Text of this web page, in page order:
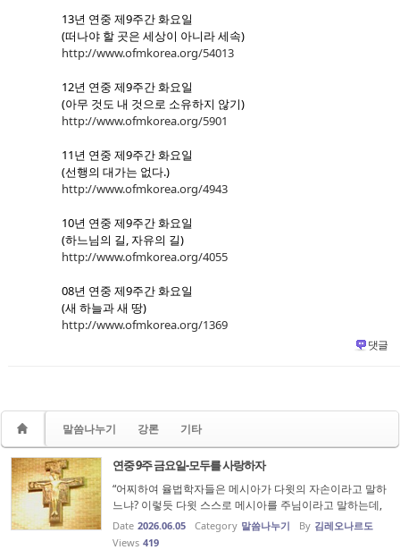
13년 연중 제9주간 화요일
(떠나야 할 곳은 세상이 아니라 세속)
http://www.ofmkorea.org/54013
12년 연중 제9주간 화요일
(아무 것도 내 것으로 소유하지 않기)
http://www.ofmkorea.org/5901
11년 연중 제9주간 화요일
(선행의 대가는 없다.)
http://www.ofmkorea.org/4943
10년 연중 제9주간 화요일
(하느님의 길, 자유의 길)
http://www.ofmkorea.org/4055
08년 연중 제9주간 화요일
(새 하늘과 새 땅)
http://www.ofmkorea.org/1369
댓글
말씀나누기 강론 기타
연중 9주 금요일-모두를 사랑하자
“어찌하여 율법학자들은 메시아가 다윗의 자손이라고 말하
느냐? 이렇듯 다윗 스스로 메시아를 주님이라고 말하는데,
어떻게 메시아가 다윗의 자손이 되느냐?” “율법 학자들이
메시아를 다윗의 자손이라고 생각하고, 또 그렇기를 바라는
Date 2026.06.05 Category 말씀나누기 By 김레오나르도
Views 419